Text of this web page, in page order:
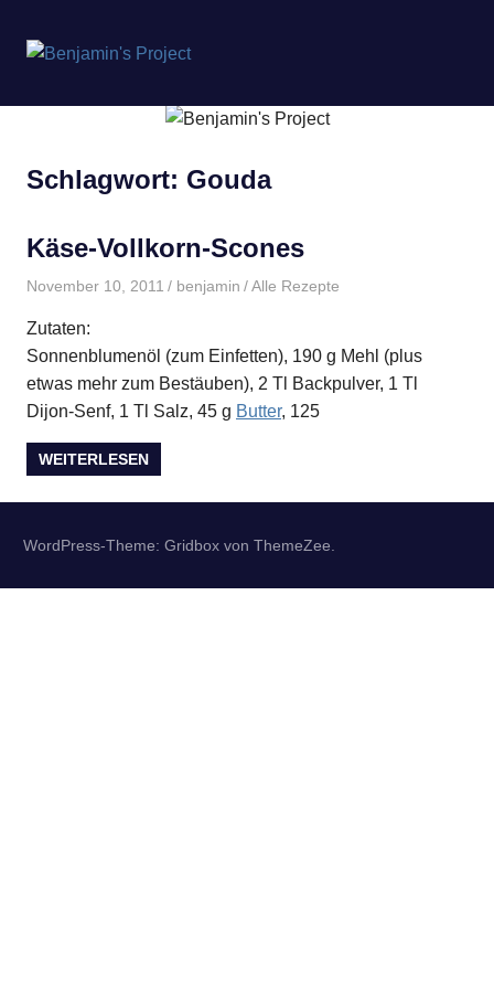
springen
Project
Schlagwort: Gouda
Käse-Vollkorn-Scones
November 10, 2011 benjamin Alle Rezepte
Zutaten:
Sonnenblumenöl (zum Einfetten), 190 g Mehl (plus
etwas mehr zum Bestäuben), 2 Tl Backpulver, 1 Tl
Dijon-Senf, 1 Tl Salz, 45 g Butter, 125
WEITERLESEN
WordPress-Theme: Gridbox von ThemeZee.